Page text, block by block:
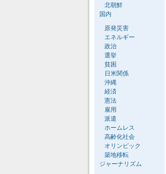
北朝鮮
国内
原発災害
エネルギー
政治
選挙
貧困
日米関係
沖縄
経済
憲法
雇用
派遣
ホームレス
高齢化社会
オリンピック
築地移転
ジャーナリズム